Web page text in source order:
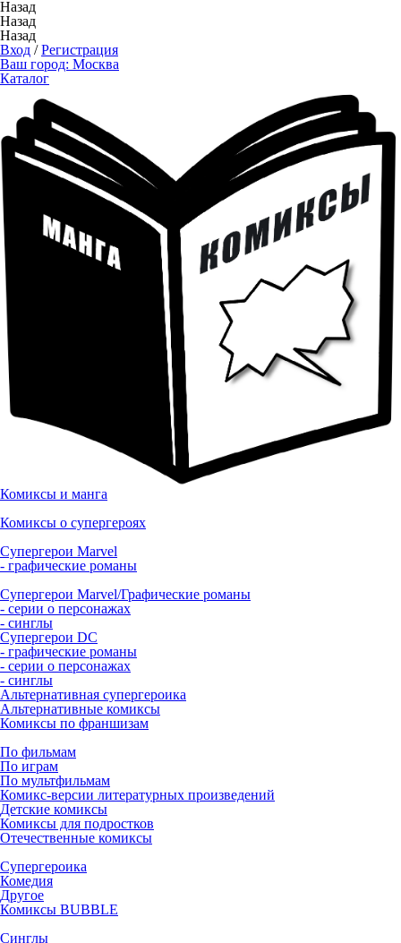
Назад
Назад
Назад
Вход /Регистрация
Ваш город: Москва
Каталог
Комиксы и манга
Комиксы о супергероях
Супергерои Marvel
- графические романы
Супергерои Marvel/Графические романы
- серии о персонажах
- синглы
Супергерои DC
- графические романы
- серии о персонажах
- синглы
Альтернативная супергероика
Альтернативные комиксы
Комиксы по франшизам
По фильмам
По играм
По мультфильмам
Комикс-версии литературных произведений
Детские комиксы
Комиксы для подростков
Отечественные комиксы
Супергероика
Комедия
Другое
Комиксы BUBBLE
Синглы